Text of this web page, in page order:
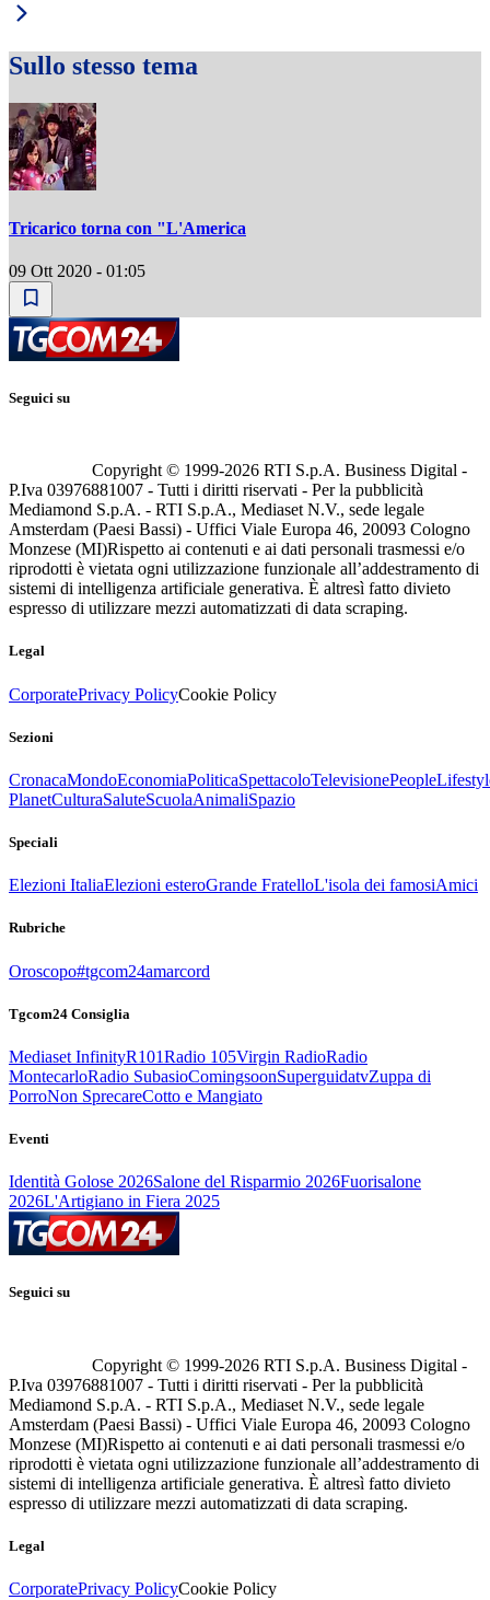
Sullo stesso tema
Tricarico torna con "L'America
09 Ott 2020 - 01:05
Seguici su
Copyright © 1999-2026 RTI S.p.A. Business Digital -
P.Iva 03976881007 - Tutti i diritti riservati - Per la pubblicità
Mediamond S.p.A. - RTI S.p.A., Mediaset N.V., sede legale
Amsterdam (Paesi Bassi) - Uffici Viale Europa 46, 20093 Cologno
Monzese (MI)Rispetto ai contenuti e ai dati personali trasmessi e/o
riprodotti è vietata ogni utilizzazione funzionale all’addestramento di
sistemi di intelligenza artificiale generativa. È altresì fatto divieto
espresso di utilizzare mezzi automatizzati di data scraping.
Legal
CorporatePrivacy PolicyCookie Policy
Sezioni
CronacaMondoEconomiaPoliticaSpettacoloTelevisionePeople
PlanetCulturaSaluteScuolaAnimaliSpazio
Speciali
Elezioni ItaliaElezioni esteroGrande FratelloL'isola dei famosiAmici
Rubriche
Oroscopo#tgcom24amarcord
Tgcom24 Consiglia
Mediaset InfinityR101Radio 105Virgin RadioRadio
MontecarloRadio SubasioComingsoonSuperguidatvZuppa di
PorroNon SprecareCotto e Mangiato
Eventi
Identità Golose 2026Salone del Risparmio 2026Fuorisalone
2026L'Artigiano in Fiera 2025
Seguici su
Copyright © 1999-2026 RTI S.p.A. Business Digital -
P.Iva 03976881007 - Tutti i diritti riservati - Per la pubblicità
Mediamond S.p.A. - RTI S.p.A., Mediaset N.V., sede legale
Amsterdam (Paesi Bassi) - Uffici Viale Europa 46, 20093 Cologno
Monzese (MI)Rispetto ai contenuti e ai dati personali trasmessi e/o
riprodotti è vietata ogni utilizzazione funzionale all’addestramento di
sistemi di intelligenza artificiale generativa. È altresì fatto divieto
espresso di utilizzare mezzi automatizzati di data scraping.
Legal
CorporatePrivacy PolicyCookie Policy